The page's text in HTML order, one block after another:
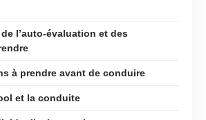
de l’auto-évaluation et des
à prendre avant de conduire
et la conduite